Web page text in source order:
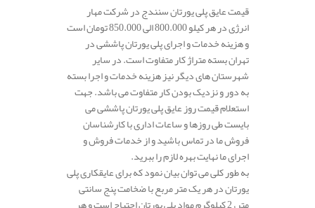
قیمت عایق پلی یورتان سنندج در شرکت مهار
انرژی در هر کیلو 800.000 الی 850.000 تومان است
و هزینه خدمات و اجرای پلی یورتان پاششی در
تهران بسته متراژ کار متفاوت است. در سایر
شهرستان های دیگر نیز هزینه خدمات و اجرا بسته
به دور و نزدیک بودن کار متفاوت می باشد. جهت
استعلام قیمت روز عایق پلی یورتان پاششی می
بایست طی روزها و ساعات اداری با کارشناسان
فروش ما در تماس باشید و از خدمات فروش و
اجرای ما نهایت بهره لازم را ببرید.
به طور کلی می توان بیان نمود که برای عایقکاری پلی
یورتان در هر یک متر مربع با ضخامت پنج سانتی